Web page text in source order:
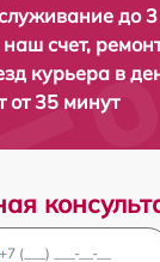
до 3
счет,
курьера в
от 35 минут